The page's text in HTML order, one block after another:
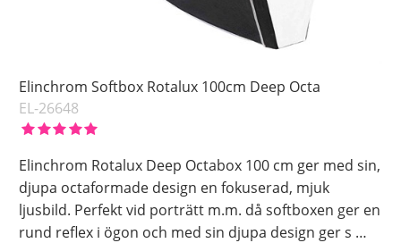
Elinchrom Softbox Rotalux 100cm Deep Octa
EL-26648
Elinchrom Rotalux Deep Octabox 100 cm ger med sin,
djupa octaformade design en fokuserad, mjuk
ljusbild. Perfekt vid porträtt m.m. då softboxen ger en
rund reflex i ögon och med sin djupa design ger s …